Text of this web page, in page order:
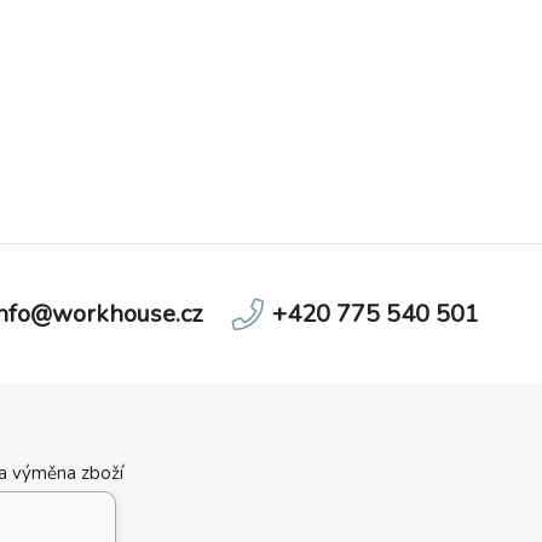
+420 775 540 501
výměna zboží